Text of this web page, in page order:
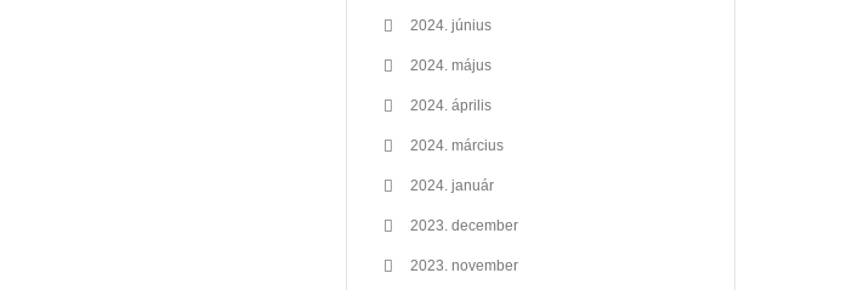
2024. június
2024. május
2024. április
2024. március
2024. január
2023. december
2023. november